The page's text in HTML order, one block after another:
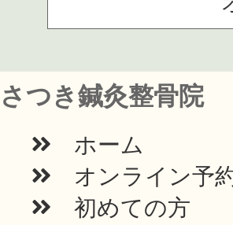
さつき鍼灸整骨院
ホーム
オンライン予
初めての方